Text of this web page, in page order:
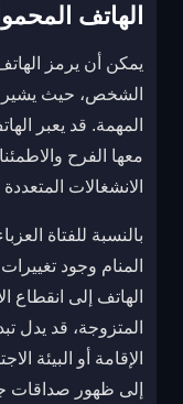
الهاتف
يمكن أن يرمز
الشخص، حيث يشير
المهمة. قد يعبر
معها الفرح
الانشغالات
بالنسبة للفتاة
المنام وجود
الهاتف إلى انقطاع
المتزوجة، قد يدل
الإقامة أو البيئة
إلى ظهور صداقات